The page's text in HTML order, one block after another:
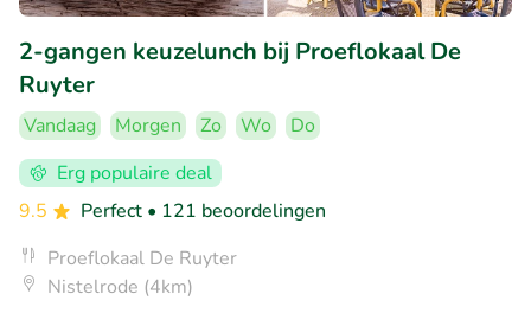
2-gangen keuzelunch bij Proeflokaal De
Ruyter
Vandaag Morgen Zo Wo
Do
Erg populaire deal
9.5
Perfect • 121 beoordelingen
Proeflokaal De Ruyter
Nistelrode (4km)